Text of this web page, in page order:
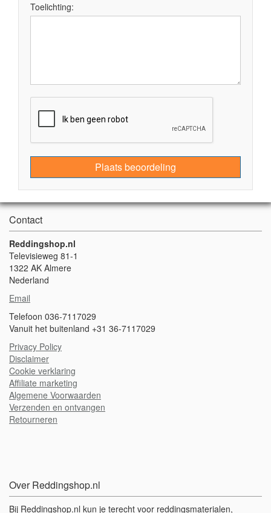
Toelichting:
Plaats beoordeling
Contact
Reddingshop.nl
Televisieweg 81-1
1322 AK Almere
Nederland
Email
Telefoon 036-7117029
Vanuit het buitenland +31 36-7117029
Privacy Policy
Disclaimer
Cookie verklaring
Affiliate marketing
Algemene Voorwaarden
Verzenden en ontvangen
Retourneren
Over Reddingshop.nl
Bij Reddingshop.nl kun je terecht voor reddingsmaterialen,